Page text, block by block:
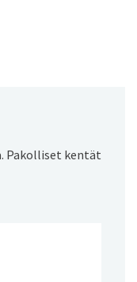
Pakolliset kentät